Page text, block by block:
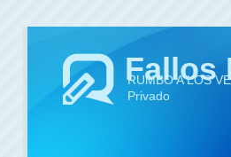
Fallos
RUMBO A LOS
Privado